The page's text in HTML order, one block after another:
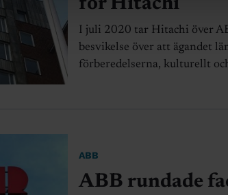
för Hitachi
I juli 2020 tar Hitachi över
besvikelse över att ägandet
förberedelserna, kulturellt
ABB
ABB rundade